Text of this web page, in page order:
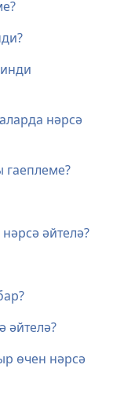
нәрсә
әйтелә?
әйтелә?
өчен нәрсә